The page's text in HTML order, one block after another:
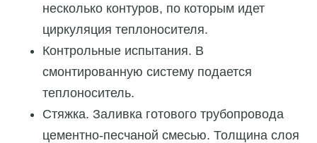
несколько контуров, по которым идет
циркуляция теплоносителя.
Контрольные испытания. В
смонтированную систему подается
теплоноситель.
Стяжка. Заливка готового трубопровода
цементно-песчаной смесью. Толщина слоя